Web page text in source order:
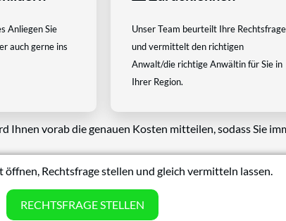
Anliegen Sie
auch gerne ins
Unser Team beurteilt Ihre Rechtsfrage
und vermittelt den richtigen
Anwalt/die richtige Anwältin für Sie in
Ihrer Region.
vorab die genauen Kosten mitteilen, sodass Sie
öffnen, Rechtsfrage stellen und gleich vermitteln lassen.
RECHTSFRAGE STELLEN